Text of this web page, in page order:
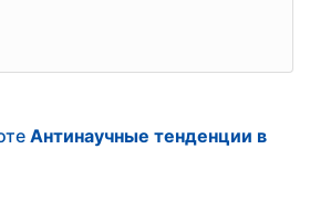
Антинаучные тенденции в